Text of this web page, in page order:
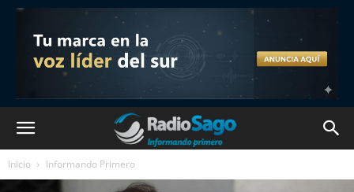
Inicio Informando Primero